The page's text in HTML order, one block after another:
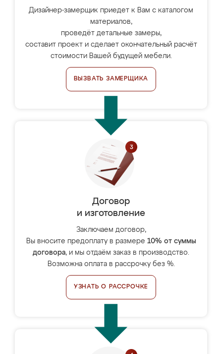
Дизайнер-замерщик приедет к Вам с каталогом
материалов,
проведёт детальные замеры,
составит проект и сделает окончательный расчёт
стоимости Вашей будущей мебели.
ВЫЗВАТЬ ЗАМЕРЩИКА
Договор
и изготовление
Заключаем договор,
Вы вносите предоплату в размере 10% от суммы
договора, и мы отдаём заказ в производство.
Возможна оплата в рассрочку без %.
УЗНАТЬ О РАССРОЧКЕ